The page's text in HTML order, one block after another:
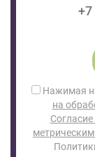
Нажимая
на